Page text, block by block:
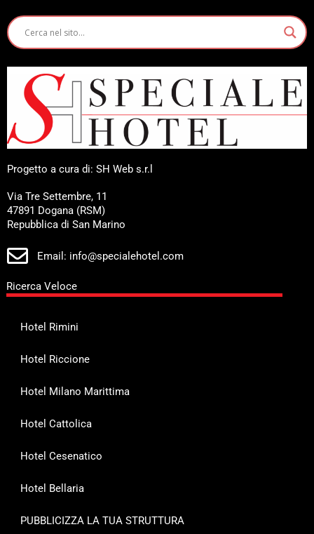
Progetto a cura di: SH Web s.r.l
Via Tre Settembre, 11
47891 Dogana (RSM)
Repubblica di San Marino
Email: info@specialehotel.com
Ricerca Veloce
Hotel Rimini
Hotel Riccione
Hotel Milano Marittima
Hotel Cattolica
Hotel Cesenatico
Hotel Bellaria
PUBBLICIZZA LA TUA STRUTTURA